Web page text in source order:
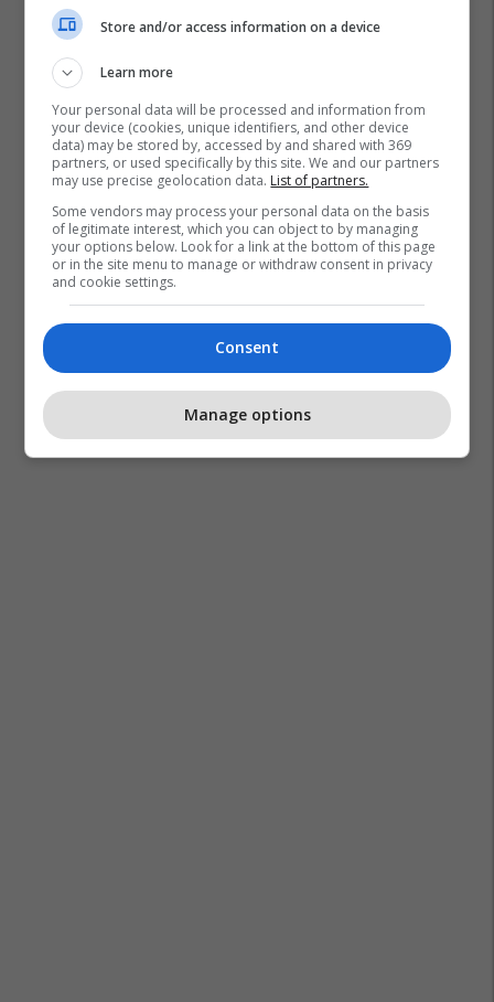
Store and/or access information on a device
Learn more
Your personal data will be processed and information from
your device (cookies, unique identifiers, and other device
data) may be stored by, accessed by and shared with 369
partners, or used specifically by this site. We and our partners
may use precise geolocation data. List of partners.
Some vendors may process your personal data on the basis
of legitimate interest, which you can object to by managing
your options below. Look for a link at the bottom of this page
or in the site menu to manage or withdraw consent in privacy
and cookie settings.
Consent
Manage options